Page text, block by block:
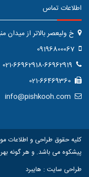
اطلاعات تماس
خ ولیعصر بالاتر از میدان
کلیه حقوق طراحی و اطلاعات
پیشکوه می باشد. و هر گونه
طراحی سایت: هایبرد